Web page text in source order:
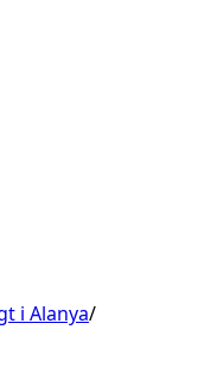
i Alanya